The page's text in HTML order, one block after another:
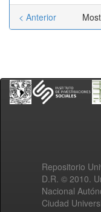
< Anterior
Repositorio
D.R. © 2010.
Nacional
Ciudad